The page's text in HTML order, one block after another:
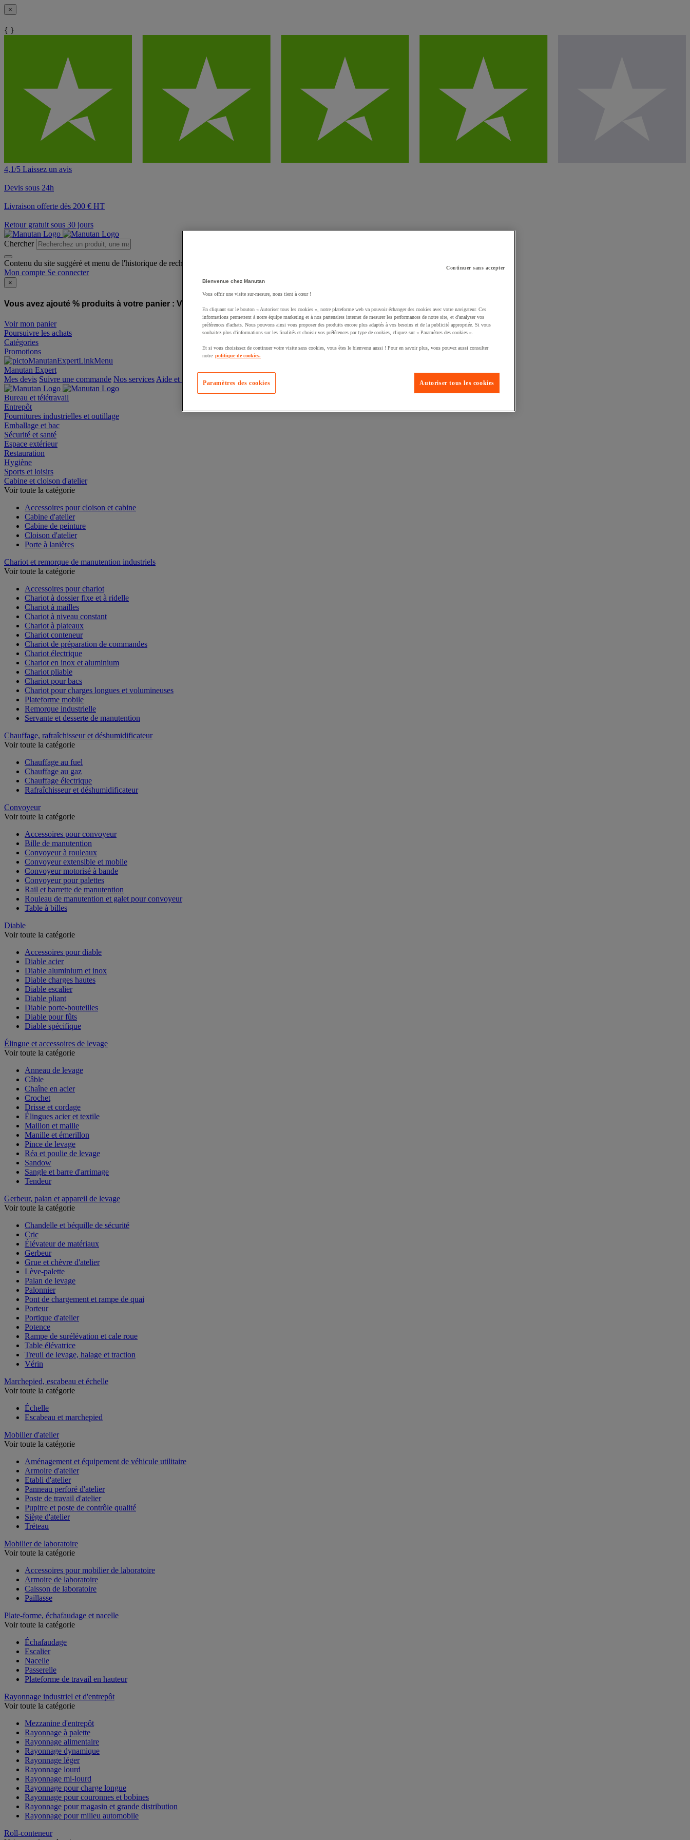
×
{ }
4,1/5 Laissez un avis
Devis sous 24h
Livraison offerte dès 200 € HT
Retour gratuit sous 30 jours
Chercher
Contenu du site suggéré et menu de l'historique de recherche
Mon compte Se connecter
×
Vous avez ajouté % produits à votre panier : Vous avez ajouté un produit à votre panier :
Voir mon panier
Poursuivre les achats
Catégories
Promotions
Manutan Expert
offre reconditionnée
Mes devis Suivre une commande Nos services Aide et contact
Bureau et télétravail
Entrepôt
Fournitures industrielles et outillage
Emballage et bac
Sécurité et santé
Espace extérieur
Restauration
Hygiène
Sports et loisirs
Cabine et cloison d'atelier
Accessoires pour cloison et cabine
Cabine d'atelier
Cabine de peinture
Cloison d'atelier
Chariot et remorque de manutention industriels
Accessoires pour chariot
Chariot à dossier fixe et à ridelle
Chariot à mailles
Chariot à niveau constant
Chariot à plateaux
Chariot conteneur
Chariot de préparation de commandes
Chariot électrique
Chariot en inox et aluminium
Chariot pliable
Chariot pour bacs
Chariot pour charges longues et volumineuses
Plateforme mobile
Remorque industrielle
Chauffage, rafraîchisseur et déshumidificateur
Chauffage au fuel
Chauffage au gaz
Chauffage électrique
Convoyeur
Accessoires pour convoyeur
Bille de manutention
Convoyeur à rouleaux
Convoyeur extensible et mobile
Convoyeur motorisé à bande
Convoyeur pour palettes
Rail et barrette de manutention
Rouleau de manutention et galet pour convoyeur
Diable
Accessoires pour diable
Diable acier
Diable aluminium et inox
Diable charges hautes
Diable escalier
Diable pliant
Diable porte-bouteilles
Diable pour fûts
Élingue et accessoires de levage
Anneau de levage
Câble
Chaîne en acier
Crochet
Drisse et cordage
Élingues acier et textile
Maillon et maille
Manille et émerillon
Pince de levage
Réa et poulie de levage
Sandow
Sangle et barre d'arrimage
Gerbeur, palan et appareil de levage
Chandelle et béquille de sécurité
Cric
Élévateur de matériaux
Gerbeur
Grue et chèvre d'atelier
Lève-palette
Palan de levage
Palonnier
Pont de chargement et rampe de quai
Porteur
Portique d'atelier
Potence
Rampe de surélévation et cale roue
Table élévatrice
Treuil de levage, halage et traction
Marchepied, escabeau et échelle
Échelle
Mobilier d'atelier
Aménagement et équipement de véhicule utilitaire
Armoire d'atelier
Etabli d'atelier
Panneau perforé d'atelier
Poste de travail d'atelier
Pupitre et poste de contrôle qualité
Siège d'atelier
Mobilier de laboratoire
Accessoires pour mobilier de laboratoire
Armoire de laboratoire
Caisson de laboratoire
Plate-forme, échafaudage et nacelle
Échafaudage
Escalier
Nacelle
Passerelle
Rayonnage industriel et d'entrepôt
Mezzanine d'entrepôt
Rayonnage à palette
Rayonnage alimentaire
Rayonnage dynamique
Rayonnage léger
Rayonnage lourd
Rayonnage mi-lourd
Rayonnage pour charge longue
Rayonnage pour couronnes et bobines
Rayonnage pour magasin et grande distribution
Continuer sans accepter
Bienvenue chez Manutan
Vous offrir une visite sur-mesure, nous tient à cœur !
En cliquant sur le bouton « Autoriser tous les cookies », notre plateforme web va pouvoir échanger des cookies avec votre navigateur. Ces
informations permettent à notre équipe marketing et à nos partenaires internet de mesurer les performances de notre site, et d'analyser vos
préférences d'achats. Nous pouvons ainsi vous proposer des produits encore plus adaptés à vos besoins et de la publicité appropriée. Si vous
souhaitez plus d'informations sur les finalités et choisir vos préférences par type de cookies, cliquez sur « Paramètres des cookies ».
Et si vous choisissez de continuer votre visite sans cookies, vous êtes le bienvenu aussi ! Pour en savoir plus, vous pouvez aussi consulter
notre politique de cookies.
Autoriser tous les cookies
Paramètres des cookies